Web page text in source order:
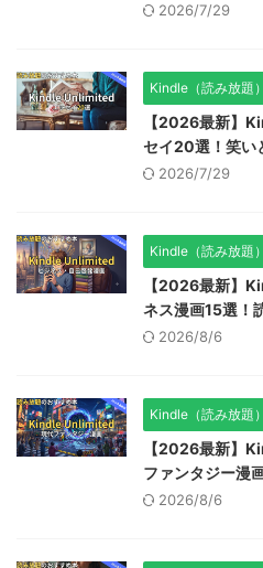
2026/7/29
Kindle（読み放題）
【2026最新】
セイ20選！笑い
2026/7/29
Kindle（読み放題）
【2026最新】
ネス漫画15選！
2026/8/6
Kindle（読み放題）
【2026最新】
ファンタジー漫
2026/8/6